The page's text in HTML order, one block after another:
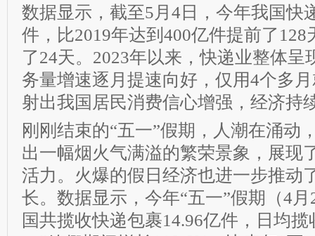
数据显示，截至5月4日，今年我国快
件，比2019年达到400亿件提前了128
了24天。2023年以来，快递业整体呈
务量增速逐月提速向好，仅用4个多
射出我国居民消费信心增强，经济持
刚刚结束的“五一”假期，人潮在涌动
出一幅烟火气满溢的繁荣景象，展现
活力。火爆的假日经济也进一步推动
长。数据显示，今年“五一”假期（4
国共揽收快递包裹14.96亿件，日均揽